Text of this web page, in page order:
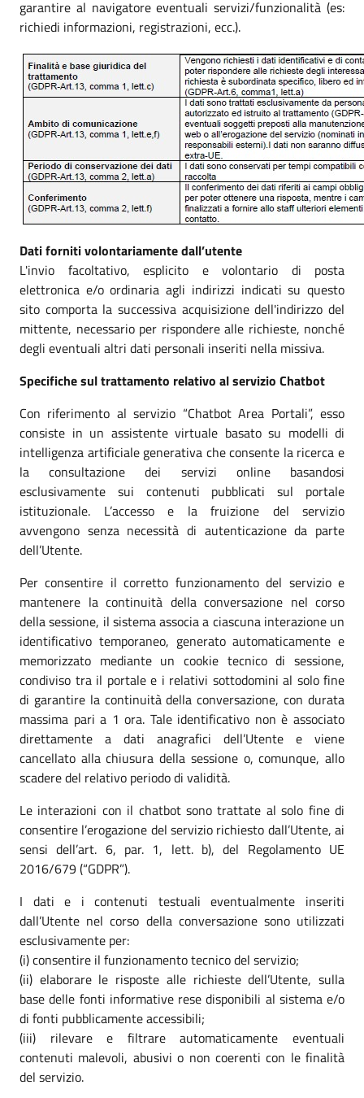
garantire al navigatore eventuali servizi/funzionalità (es:
richiedi informazioni, registrazioni, ecc.).
Dati forniti volontariamente dall’utente
L'invio facoltativo, esplicito e volontario di posta
elettronica e/o ordinaria agli indirizzi indicati su questo
sito comporta la successiva acquisizione dell'indirizzo del
mittente, necessario per rispondere alle richieste, nonché
degli eventuali altri dati personali inseriti nella missiva.
Specifiche sul trattamento relativo al servizio Chatbot
Con riferimento al servizio “Chatbot Area Portali”, esso
consiste in un assistente virtuale basato su modelli di
intelligenza artificiale generativa che consente la ricerca e
la consultazione dei servizi online basandosi
esclusivamente sui contenuti pubblicati sul portale
istituzionale. L’accesso e la fruizione del servizio
avvengono senza necessità di autenticazione da parte
dell’Utente.
Per consentire il corretto funzionamento del servizio e
mantenere la continuità della conversazione nel corso
della sessione, il sistema associa a ciascuna interazione un
identificativo temporaneo, generato automaticamente e
memorizzato mediante un cookie tecnico di sessione,
condiviso tra il portale e i relativi sottodomini al solo fine
di garantire la continuità della conversazione, con durata
massima pari a 1 ora. Tale identificativo non è associato
direttamente a dati anagrafici dell’Utente e viene
cancellato alla chiusura della sessione o, comunque, allo
scadere del relativo periodo di validità.
Le interazioni con il chatbot sono trattate al solo fine di
consentire l’erogazione del servizio richiesto dall’Utente, ai
sensi dell’art. 6, par. 1, lett. b), del Regolamento UE
2016/679 (“GDPR”).
I dati e i contenuti testuali eventualmente inseriti
dall’Utente nel corso della conversazione sono utilizzati
esclusivamente per:
(i) consentire il funzionamento tecnico del servizio;
(ii) elaborare le risposte alle richieste dell’Utente, sulla
base delle fonti informative rese disponibili al sistema e/o
di fonti pubblicamente accessibili;
(iii) rilevare e filtrare automaticamente eventuali
contenuti malevoli, abusivi o non coerenti con le finalità
del servizio.